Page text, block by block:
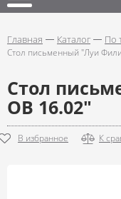
Главная Каталог По
Стол письменный "Луи
Стол
ОВ 16.02"
В избранное К